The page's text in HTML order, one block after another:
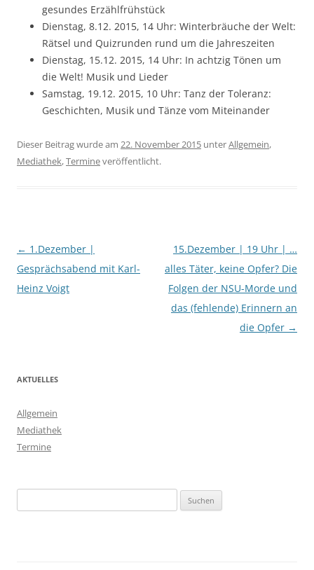
gesundes Erzählfrühstück
Dienstag, 8.12. 2015, 14 Uhr: Winterbräuche der Welt:
Rätsel und Quizrunden rund um die Jahreszeiten
Dienstag, 15.12. 2015, 14 Uhr: In achtzig Tönen um
die Welt! Musik und Lieder
Samstag, 19.12. 2015, 10 Uhr: Tanz der Toleranz:
Geschichten, Musik und Tänze vom Miteinander
Dieser Beitrag wurde am 22. November 2015 unterAllgemein,
Mediathek,Termineveröffentlicht.
Beitragsnavigation
← 1.Dezember |
Gesprächsabend mit Karl-
Heinz Voigt
15.Dezember | 19 Uhr | …
alles Täter, keine Opfer? Die
Folgen der NSU-Morde und
das (fehlende) Erinnern an
die Opfer →
AKTUELLES
Allgemein
Mediathek
Termine
nach: